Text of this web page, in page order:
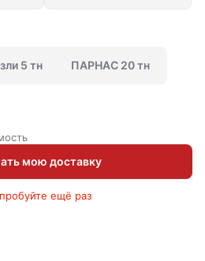
5 тн ПАРНАС 20 тн
мою доставку
ещё раз